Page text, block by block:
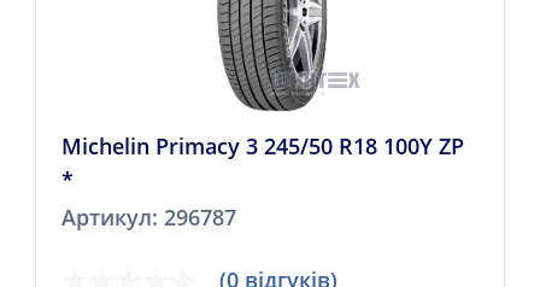
Michelin Primacy 3 245/50 R18 100Y ZP
*
Артикул: 296787
(0 відгуків)